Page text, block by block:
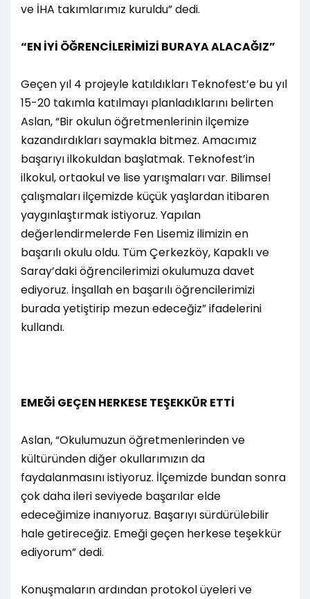
ve İHA takımlarımız kuruldu” dedi.
“EN İYİ ÖĞRENCİLERİMİZİ BURAYA ALACAĞIZ”
Geçen yıl 4 projeyle katıldıkları Teknofest’e bu yıl
15-20 takımla katılmayı planladıklarını belirten
Aslan, “Bir okulun öğretmenlerinin ilçemize
kazandırdıkları saymakla bitmez. Amacımız
başarıyı ilkokuldan başlatmak. Teknofest’in
ilkokul, ortaokul ve lise yarışmaları var. Bilimsel
çalışmaları ilçemizde küçük yaşlardan itibaren
yaygınlaştırmak istiyoruz. Yapılan
değerlendirmelerde Fen Lisemiz ilimizin en
başarılı okulu oldu. Tüm Çerkezköy, Kapaklı ve
Saray’daki öğrencilerimizi okulumuza davet
ediyoruz. İnşallah en başarılı öğrencilerimizi
burada yetiştirip mezun edeceğiz” ifadelerini
kullandı.
EMEĞİ GEÇEN HERKESE TEŞEKKÜR ETTİ
Aslan, “Okulumuzun öğretmenlerinden ve
kültüründen diğer okullarımızın da
faydalanmasını istiyoruz. İlçemizde bundan sonra
çok daha ileri seviyede başarılar elde
edeceğimize inanıyoruz. Başarıyı sürdürülebilir
hale getireceğiz. Emeği geçen herkese teşekkür
ediyorum” dedi.
Konuşmaların ardından protokol üyeleri ve